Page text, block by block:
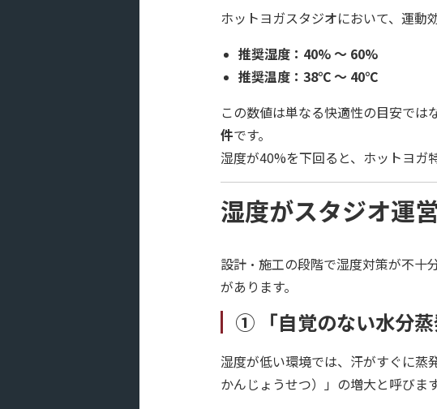
ホットヨガスタジオにおいて、運動
推奨湿度：40% 〜 60%
推奨温度：38℃ 〜 40℃
この数値は単なる快適性の目安では
件です。
湿度が40%を下回ると、ホットヨガ
湿度がスタジオ運
設計・施工の段階で湿度対策が不十
があります。
① 「自覚のない水分
湿度が低い環境では、汗がすぐに蒸
かんじょうせつ）」の増大と呼びます